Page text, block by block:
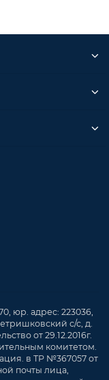
юр. адрес: 223036,
с/с, д.
от 29.12.2016г.
комитетом.
в ТР №367057 от
почты лица,